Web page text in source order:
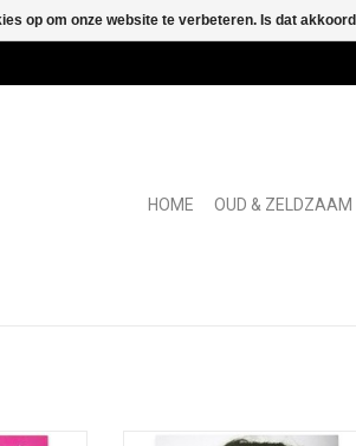
HOME OUD & ZELDZAAM
pop-art
[in: Deventer Boekenmarkt Boekje
op om onze website te verbeteren. Is dat